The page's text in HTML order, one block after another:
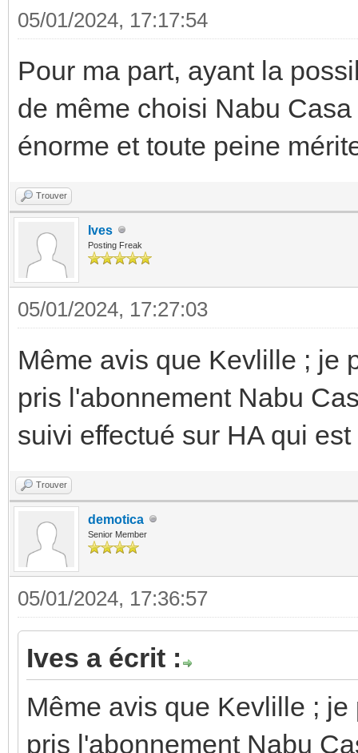
05/01/2024, 17:17:54
Pour ma part, ayant la
de même choisi Nabu
énorme et toute peine
Trouver
Ives
Posting Freak
05/01/2024, 17:27:03
Même avis que Kevlille ; je
pris l'abonnement Nabu
suivi effectué sur HA qui
Trouver
demotica
Senior Member
05/01/2024, 17:36:57
Ives a écrit :
Même avis que Kevlille ;
pris l'abonnement Nabu